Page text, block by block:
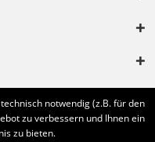
notwendig (z.B. für den
zu verbessern und Ihnen ein
zu bieten.